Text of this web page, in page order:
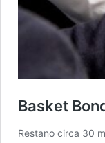
Basket
Restano circa 30